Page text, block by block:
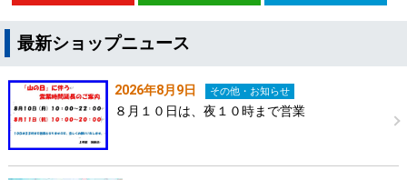
最新ショップニュース
2026年8月9日 その他・お知らせ
８月１０日は、夜１０時まで営業